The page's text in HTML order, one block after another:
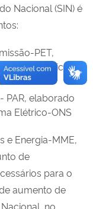
Nacional (SIN) é
PET,
Energética-
PAR, elaborado
Elétrico-ONS
e Energia-MME,
de
para o
aumento de
no